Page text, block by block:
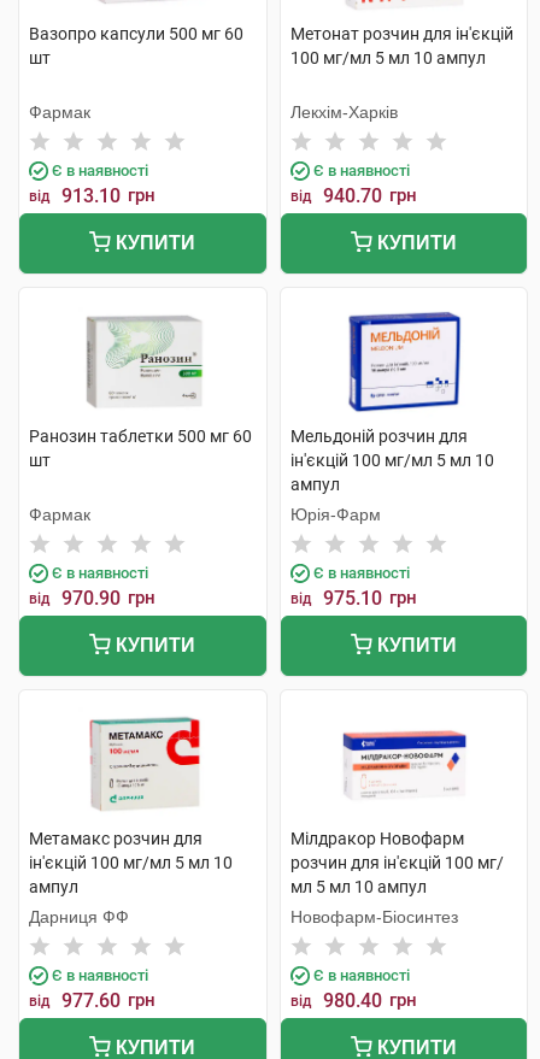
Вазопро капсули 500 мг 60
шт
Фармак
Є в наявності
від 913.10 грн
КУПИТИ
Метонат розчин для ін'єкцій
100 мг/мл 5 мл 10 ампул
Лекхім-Харків
Є в наявності
від 940.70 грн
КУПИТИ
Ранозин таблетки 500 мг 60
шт
Фармак
Є в наявності
від 970.90 грн
КУПИТИ
Мельдоній розчин для
ін'єкцій 100 мг/мл 5 мл 10
ампул
Юрія-Фарм
Є в наявності
від 975.10 грн
КУПИТИ
Метамакс розчин для
ін'єкцій 100 мг/мл 5 мл 10
ампул
Дарниця ФФ
Є в наявності
від 977.60 грн
КУПИТИ
Мілдракор Новофарм
розчин для ін'єкцій 100 мг/
мл 5 мл 10 ампул
Новофарм-Біосинтез
Є в наявності
від 980.40 грн
КУПИТИ